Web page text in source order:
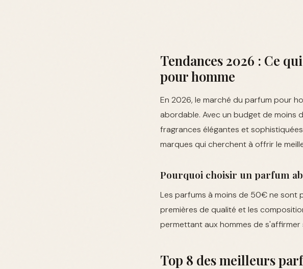
Tendances 2026 : Ce
pour homme
En 2026, le marché du parfum pour
abordable. Avec un budget de moins
fragrances élégantes et
marques qui cherchent à offrir le
Pourquoi choisir un parfum
Les parfums à moins de 50€ ne sont
premières de qualité et les
permettant aux hommes de
Top 8 des meilleurs